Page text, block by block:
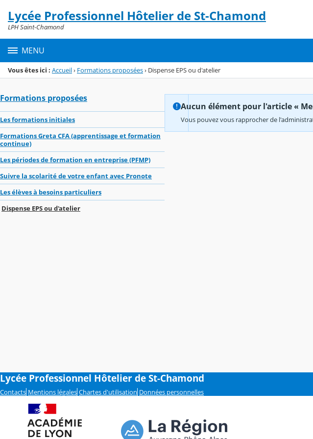
Menu de la rubrique
Contenu
Lycée Professionnel Hôtelier de St-Chamond
LPH Saint-Chamond
MENU
Vous êtes ici : Accueil› Formations proposées› Dispense EPS ou d'atelier
Formations proposées
Les formations initiales
Formations Greta CFA (apprentissage et formation
continue)
Les périodes de formation en entreprise (PFMP)
Suivre la scolarité de votre enfant avec Pronote
Les élèves à besoins particuliers
Dispense EPS ou d'atelier
Aucun élément pour l'article «
Vous pouvez vous rapprocher de
Lycée Professionnel Hôtelier de St-Chamond
Contacts Mentions légales Chartes d'utilisation Données personnelles